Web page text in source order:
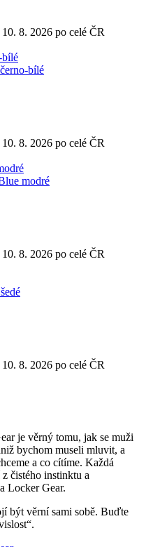
8. 2026 po celé ČR
bílé
8. 2026 po celé ČR
modré
8. 2026 po celé ČR
8. 2026 po celé ČR
je věrný tomu, jak se muži
bychom museli mluvit, a
a co cítíme. Každá
čistého instinktu a
Locker Gear.
být věrní sami sobě. Buďte